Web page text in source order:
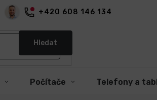
+420 608 146 134
Hledat
Počítače Telefony a